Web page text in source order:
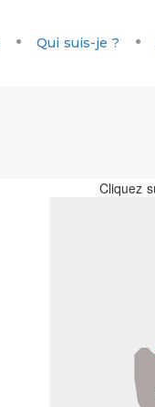
Qui suis-je ?
Cliquez